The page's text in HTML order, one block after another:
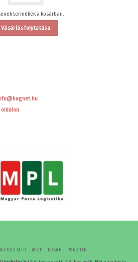
termékek a kosárban.
Vásárlás folytatása
oldalon
ÁSZF KOSÁR PÉNZTÁR